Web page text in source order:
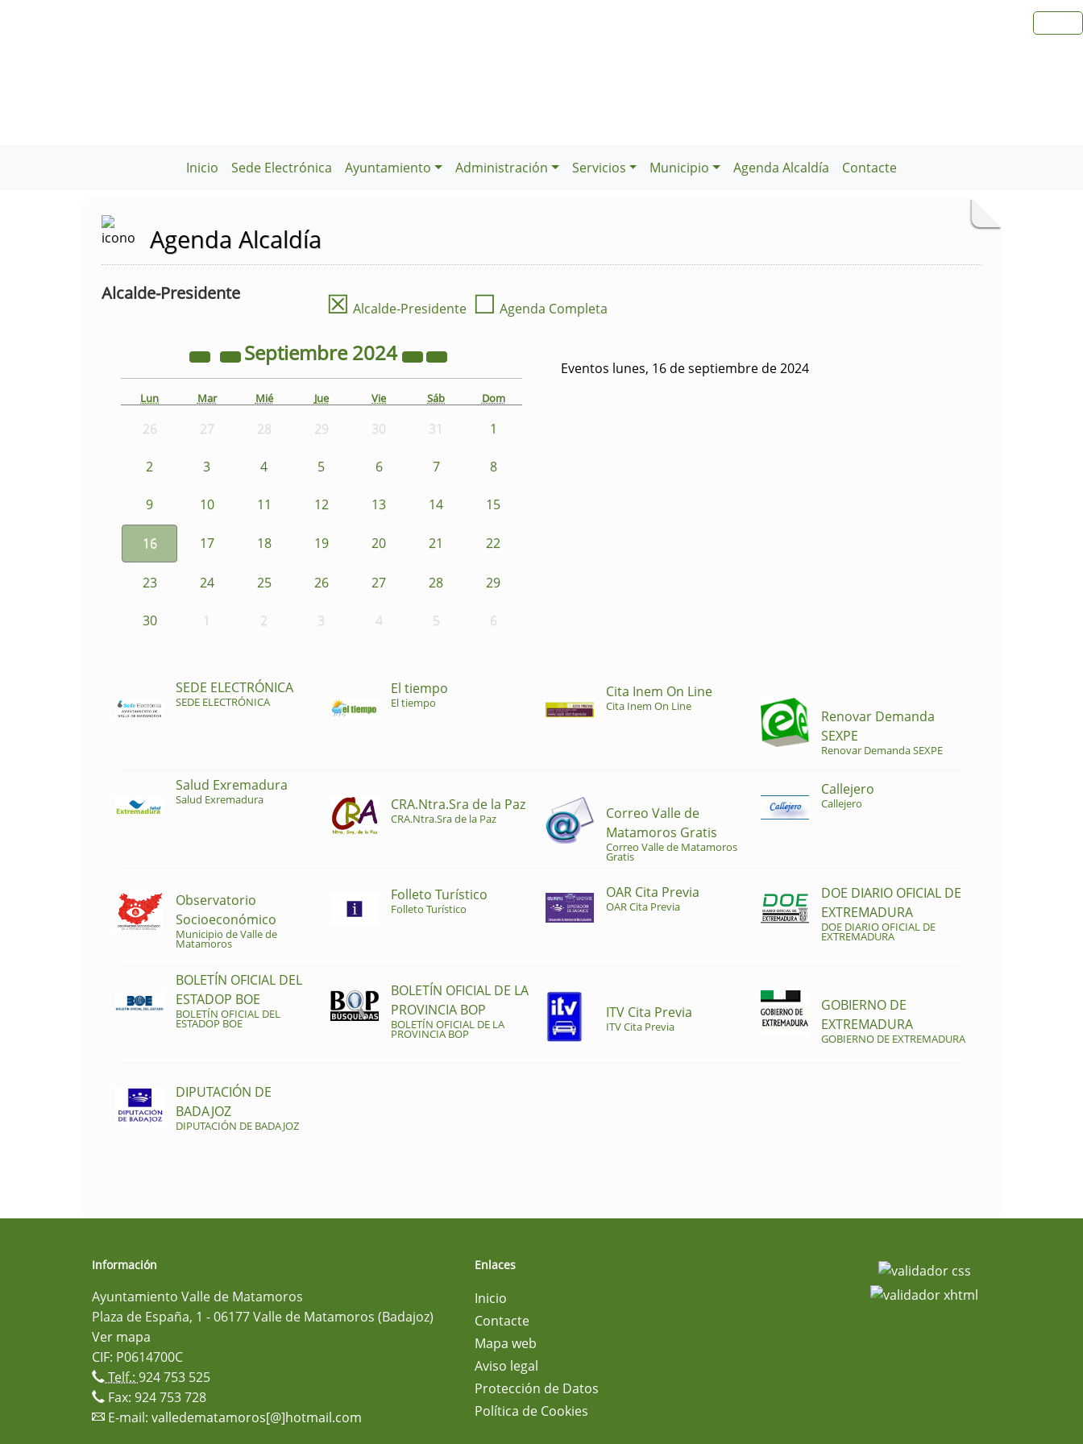
Inicio Sede Electrónica Ayuntamiento Administración Servicios Municipio Agenda Alcaldía Contacte
Agenda Alcaldía
Alcalde-Presidente ☒ Alcalde-Presidente ☐ Agenda Completa
Septiembre2024
Lun Mar Mié Jue Vie Sáb Dom
26 27 28 29 30 31 1
2 3 4 5 6 7 8
9 10 11 12 13 14 15
16 17 18 19 20 21 22
23 24 25 26 27 28 29
30 1 2 3 4 5 6
Eventos lunes, 16 de septiembre de 2024
SEDE ELECTRÓNICA
SEDE ELECTRÓNICA
El tiempo
El tiempo
Cita Inem On Line
Cita Inem On Line
Renovar Demanda
SEXPE
Renovar Demanda SEXPE
Salud Exremadura
Salud Exremadura CRA.Ntra.Sra de la Paz
CRA.Ntra.Sra de la Paz
Correo Valle de
Matamoros Gratis
Correo Valle de Matamoros
Gratis
Callejero
Callejero
Observatorio
Socioeconómico
Municipio de Valle de
Matamoros
Folleto Turístico
Folleto Turístico
OAR Cita Previa
OAR Cita Previa
DOE DIARIO OFICIAL DE
EXTREMADURA
DOE DIARIO OFICIAL DE
EXTREMADURA
BOLETÍN OFICIAL DEL
ESTADOP BOE
BOLETÍN OFICIAL DEL
ESTADOP BOE
BOLETÍN OFICIAL DE LA
PROVINCIA BOP
BOLETÍN OFICIAL DE LA
PROVINCIA BOP
ITV Cita Previa
ITV Cita Previa
GOBIERNO DE
EXTREMADURA
GOBIERNO DE EXTREMADURA
DIPUTACIÓN DE
BADAJOZ
DIPUTACIÓN DE BADAJOZ
Información
Ayuntamiento Valle de Matamoros
Plaza de España, 1 - 06177 Valle de Matamoros (Badajoz)
Ver mapa
CIF: P0614700C
Telf.: 924 753 525
Fax: 924 753 728
E-mail: valledematamoros[@]hotmail.com
Enlaces
Inicio
Contacte
Mapa web
Aviso legal
Protección de Datos
Política de Cookies